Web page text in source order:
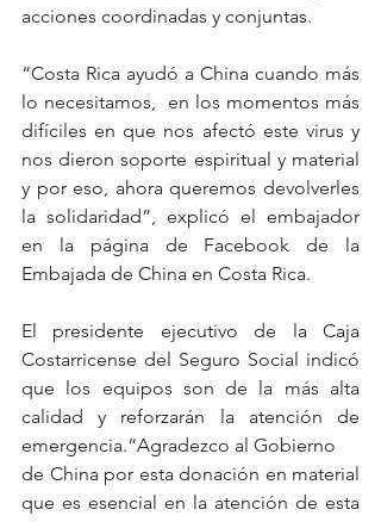
acciones coordinadas y conjuntas.
“Costa Rica ayudó a China cuando más
lo necesitamos,  en los momentos más
difíciles en que nos afectó este virus y
nos dieron soporte espiritual y material
y por eso, ahora queremos devolverles
la solidaridad”, explicó el embajador
en la página de Facebook de la
Embajada de China en Costa Rica.
El presidente ejecutivo de la Caja
Costarricense del Seguro Social indicó
que los equipos son de la más alta
calidad y reforzarán la atención de
emergencia.“Agradezco al Gobierno
de China por esta donación en material
que es esencial en la atención de esta